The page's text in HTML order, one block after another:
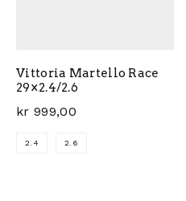
Vittoria Martello Race
29×2.4/2.6
kr 999,00
2.4 2.6